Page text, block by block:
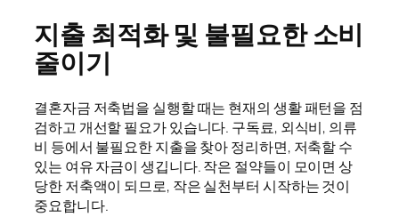
지출 최적화 및 불필요한 소비
줄이기
결혼자금 저축법을 실행할 때는 현재의 생활 패턴을 점
검하고 개선할 필요가 있습니다. 구독료, 외식비, 의류
비 등에서 불필요한 지출을 찾아 정리하면, 저축할 수
있는 여유 자금이 생깁니다. 작은 절약들이 모이면 상
당한 저축액이 되므로, 작은 실천부터 시작하는 것이
중요합니다.